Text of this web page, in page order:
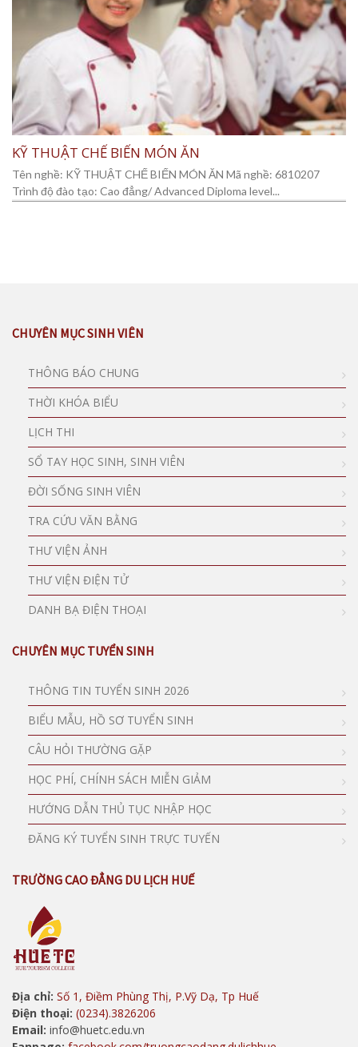
KỸ THUẬT CHẾ BIẾN MÓN ĂN
Tên nghề: KỸ THUẬT CHẾ BIẾN MÓN ĂN Mã nghề: 6810207
Trình độ đào tạo: Cao đẳng/ Advanced Diploma level...
CHUYÊN MỤC SINH VIÊN
THÔNG BÁO CHUNG
THỜI KHÓA BIỂU
LỊCH THI
SỔ TAY HỌC SINH, SINH VIÊN
ĐỜI SỐNG SINH VIÊN
TRA CỨU VĂN BẰNG
THƯ VIỆN ẢNH
THƯ VIỆN ĐIỆN TỬ
DANH BẠ ĐIỆN THOẠI
CHUYÊN MỤC TUYỂN SINH
THÔNG TIN TUYỂN SINH 2026
BIỂU MẪU, HỒ SƠ TUYỂN SINH
CÂU HỎI THƯỜNG GẶP
HỌC PHÍ, CHÍNH SÁCH MIỄN GIẢM
HƯỚNG DẪN THỦ TỤC NHẬP HỌC
ĐĂNG KÝ TUYỂN SINH TRỰC TUYẾN
TRƯỜNG CAO ĐẲNG DU LỊCH HUẾ
Địa chỉ: Số 1, Điềm Phùng Thị, P.Vỹ Dạ, Tp Huế
Điện thoại: (0234).3826206
Email: info@huetc.edu.vn